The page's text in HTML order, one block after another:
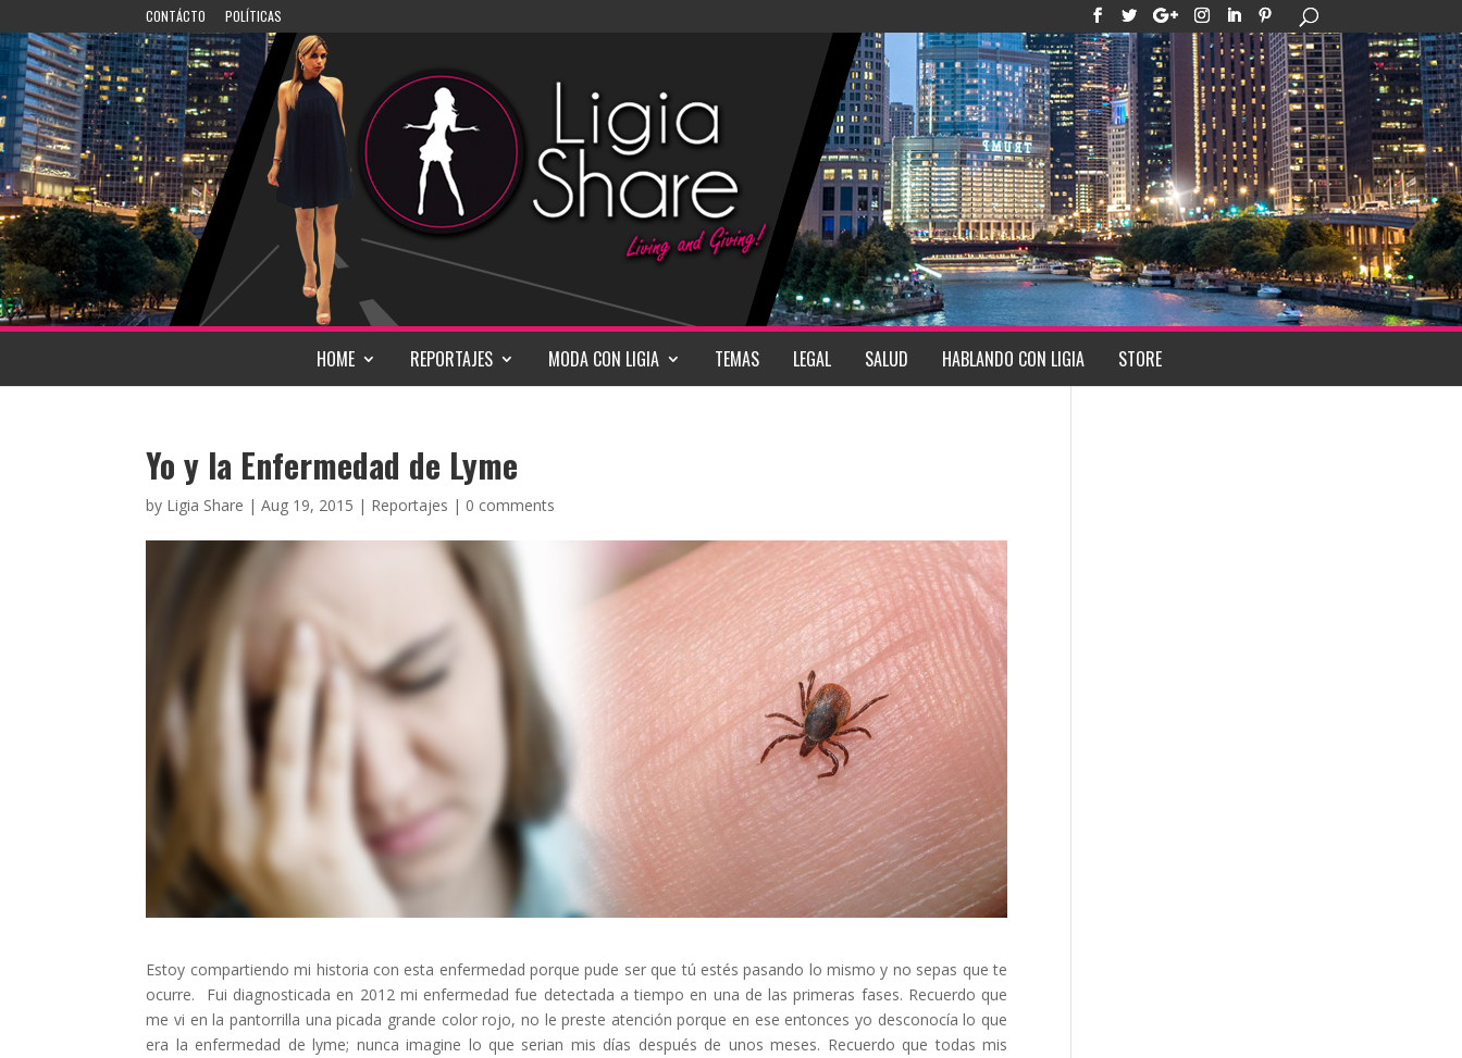
CONTÁCTO POLÍTICAS
HOME REPORTAJES MODA CON LIGIA TEMAS LEGAL SALUD HABLANDO CON LIGIA STORE
Yo y la Enfermedad de Lyme
by Ligia Share |Aug 19, 2015 | Reportajes | 0 comments
Estoy compartiendo mi historia con esta enfermedad porque pude ser que tú estés pasando lo mismo y no sepas que te
ocurre. Fui diagnosticada en 2012 mi enfermedad fue detectada a tiempo en una de las primeras fases. Recuerdo que
me vi en la pantorrilla una picada grande color rojo, no le preste atención porque en ese entonces yo desconocía lo que
era la enfermedad de lyme; nunca imagine lo que serian mis días después de unos meses. Recuerdo que todas mis